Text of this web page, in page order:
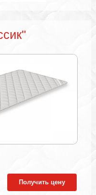
Получить цену